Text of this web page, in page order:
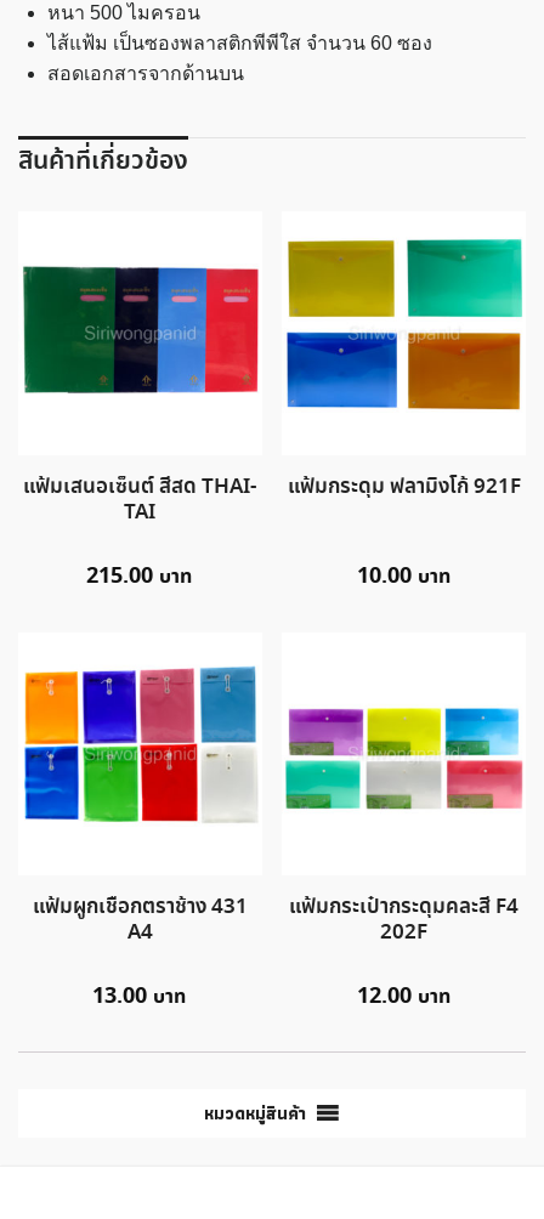
หนา 500 ไมครอน
ไส้แฟ้ม เป็นซองพลาสติกพีพีใส จำนวน 60 ซอง
สอดเอกสารจากด้านบน
สินค้าที่เกี่ยวข้อง
แฟ้มเสนอเซ็นต์ สีสด THAI-
TAI
215.00
แฟ้มกระดุม ฟลามิงโก้ 921F
10.00
แฟ้มผูกเชือกตราช้าง 431
A4
13.00
แฟ้มกระเป๋ากระดุมคละสี F4
202F
12.00
หมวดหมู่สินค้า